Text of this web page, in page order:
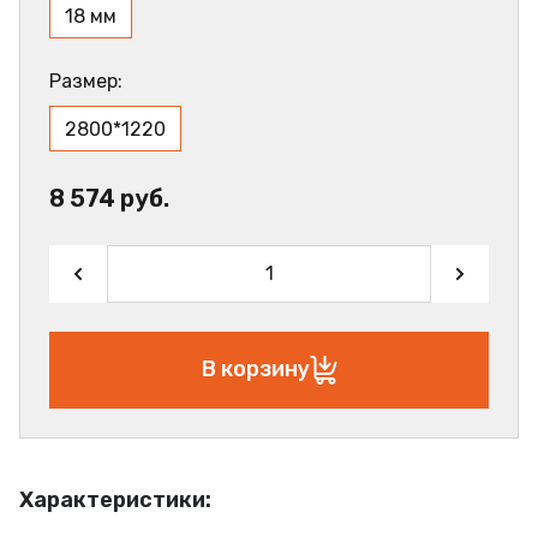
Характеристики:
18 мм
Размер:
2800*1220
8 574 руб.
В корзину